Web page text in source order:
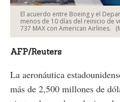
El acuerdo entre Boeing y el
menos de 10 días del reinicio de
737 MAX con American Airlines.
AFP/Reuters
La aeronáutica
más de 2,500 millones de